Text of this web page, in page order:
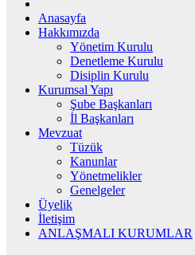
Anasayfa
Hakkımızda
Yönetim Kurulu
Denetleme Kurulu
Disiplin Kurulu
Kurumsal Yapı
Şube Başkanları
İl Başkanları
Mevzuat
Tüzük
Kanunlar
Yönetmelikler
Genelgeler
Üyelik
İletişim
ANLAŞMALI KURUMLAR